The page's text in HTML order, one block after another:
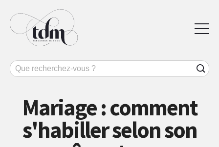
Mariage : comment
s'habiller selon son